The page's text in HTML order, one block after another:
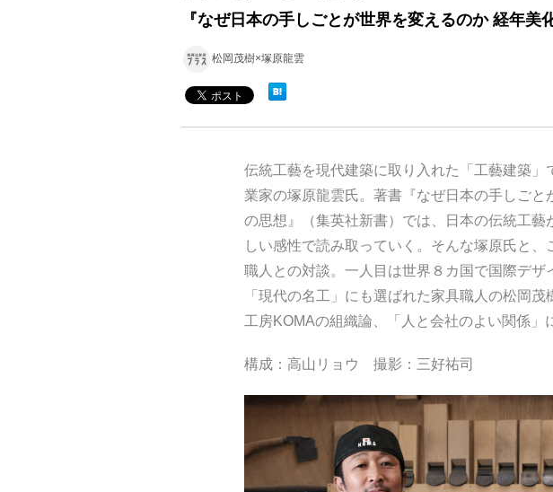
『なぜ日本の手しごとが世界を変えるのか 経年美
松岡茂樹×塚原龍雲
伝統工藝を現代建築に取り入れた「工藝建築」
業家の塚原龍雲氏。著書『なぜ日本の手しご
の思想』（集英社新書）では、日本の伝統工藝
しい感性で読み取っていく。そんな塚原氏と、
職人との対談。一人目は世界８カ国で国際デザ
「現代の名工」にも選ばれた家具職人の松岡茂
工房KOMAの組織論、「人と会社のよい関係」
構成：高山リョウ 撮影：三好祐司